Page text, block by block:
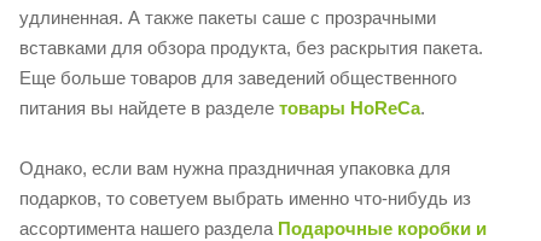
удлиненная. А также пакеты саше с прозрачными
вставками для обзора продукта, без раскрытия пакета.
Еще больше товаров для заведений общественного
питания вы найдете в разделе товары HoReCa.
Однако, если вам нужна праздничная упаковка для
подарков, то советуем выбрать именно что-нибудь из
ассортимента нашего раздела Подарочные коробки и